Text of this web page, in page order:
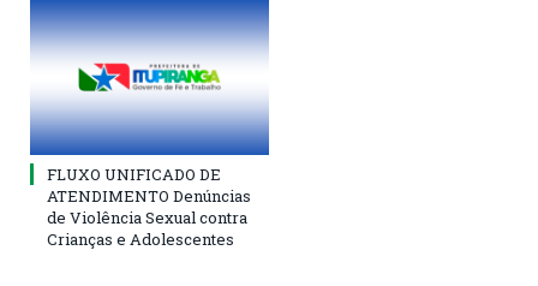
FLUXO UNIFICADO DE
ATENDIMENTO Denúncias
de Violência Sexual contra
Crianças e Adolescentes